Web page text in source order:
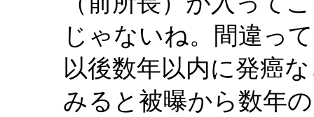
じゃないね。間違っ
以後数年以内に発癌
みると被曝から数年